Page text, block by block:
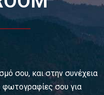
σου, και στην συνέχεια
φωτογραφίες σου για